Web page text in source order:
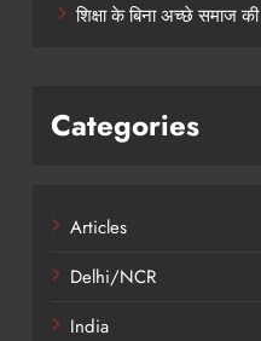
शिक्षा के बिना अच्छे समाज
Categories
Articles
Delhi/NCR
India